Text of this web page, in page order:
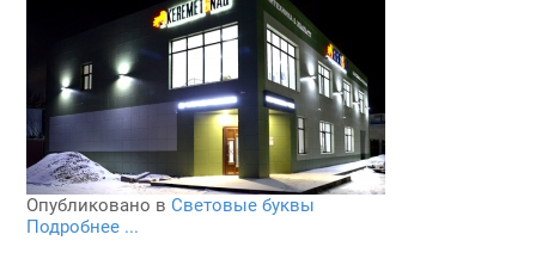
Опубликовано в Световые буквы
Подробнее ...